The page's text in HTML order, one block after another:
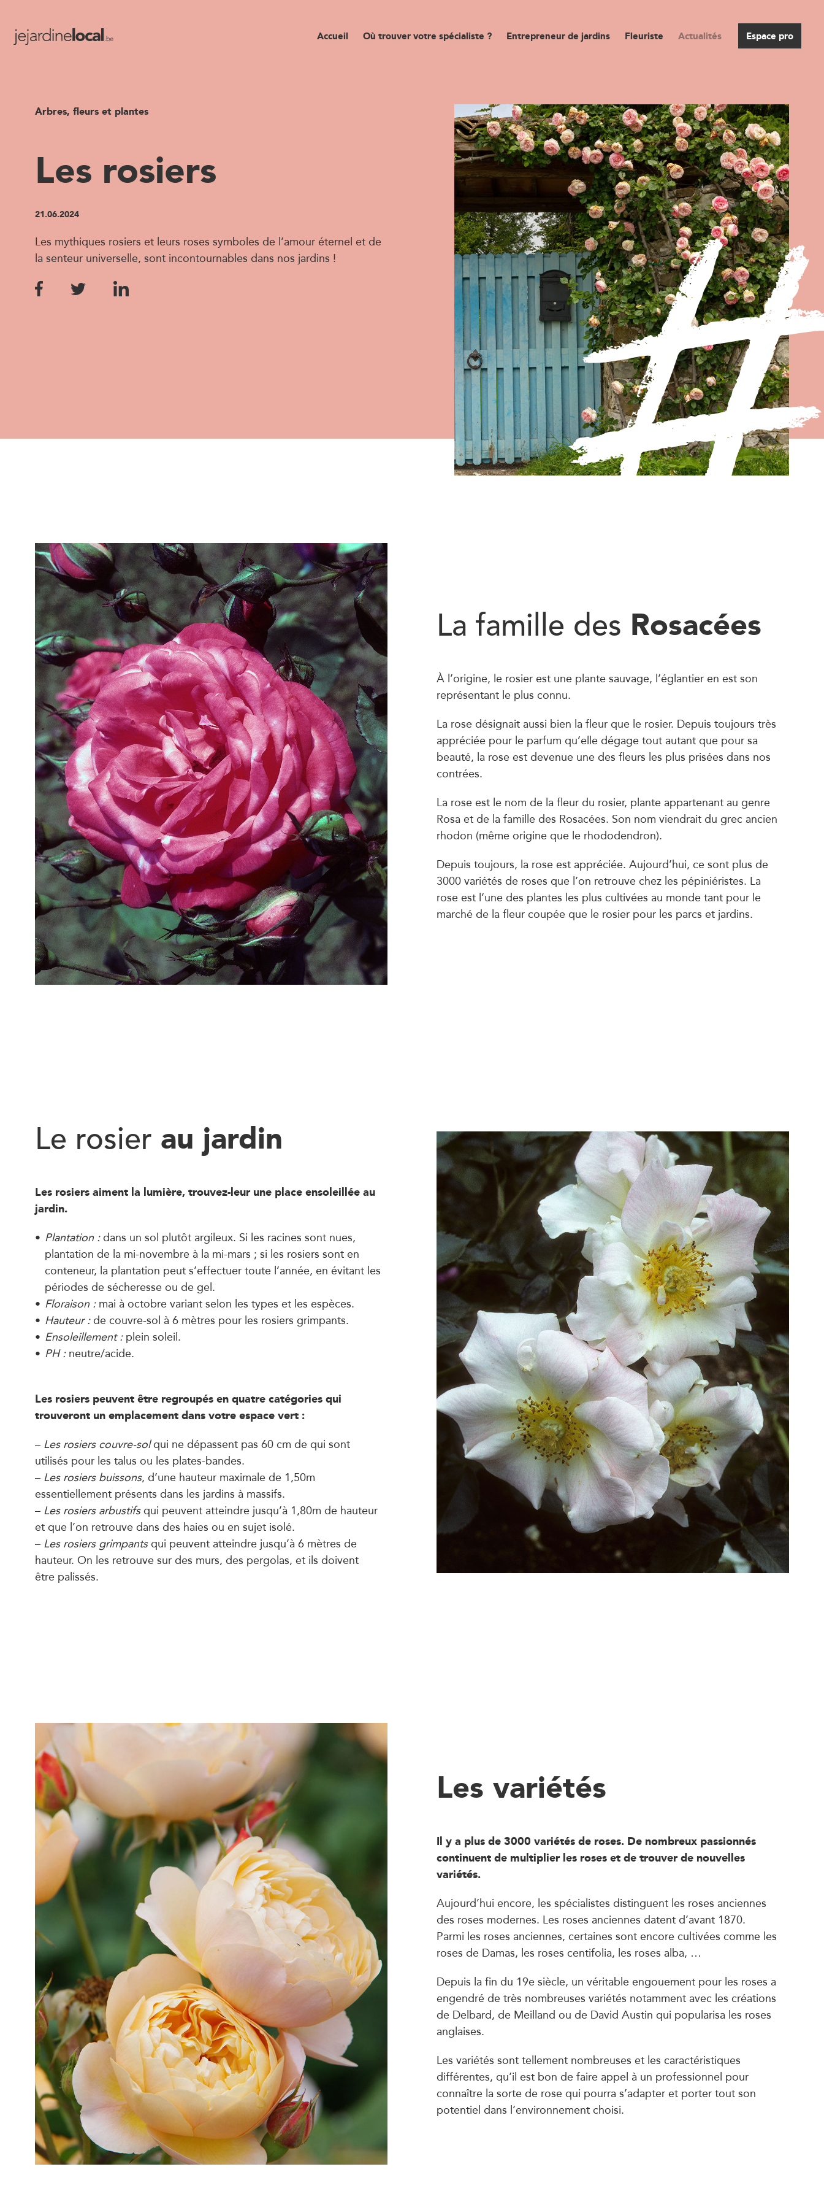
Accueil Où trouver votre spécialiste ? Entrepreneur de jardins Fleuriste Actualités Espace pro
Arbres, fleurs et plantes
Les rosiers
21.06.2024
Les mythiques rosiers et leurs roses symboles de l’amour éternel et de
la senteur universelle, sont incontournables dans nos jardins !
La famille des Rosacées
À l’origine, le rosier est une plante sauvage, l’églantier en est son
représentant le plus connu.
La rose désignait aussi bien la fleur que le rosier. Depuis toujours très
appréciée pour le parfum qu’elle dégage tout autant que pour sa
beauté, la rose est devenue une des fleurs les plus prisées dans nos
contrées.
La rose est le nom de la fleur du rosier, plante appartenant au genre
Rosa et de la famille des Rosacées. Son nom viendrait du grec ancien
rhodon (même origine que le rhododendron).
Depuis toujours, la rose est appréciée. Aujourd’hui, ce sont plus de
3000 variétés de roses que l’on retrouve chez les pépiniéristes. La
rose est l’une des plantes les plus cultivées au monde tant pour le
marché de la fleur coupée que le rosier pour les parcs et jardins.
Le rosier au jardin
Les rosiers aiment la lumière, trouvez-leur une place ensoleillée au
jardin.
Plantation :dans un sol plutôt argileux. Si les racines sont nues,
plantation de la mi-novembre à la mi-mars ; si les rosiers sont en
conteneur, la plantation peut s’effectuer toute l’année, en évitant les
périodes de sécheresse ou de gel.
Floraison :mai à octobre variant selon les types et les espèces.
Hauteur :de couvre-sol à 6 mètres pour les rosiers grimpants.
Ensoleillement :plein soleil.
PH :neutre/acide.
Les rosiers peuvent être regroupés en quatre catégories qui
trouveront un emplacement dans votre espace vert :
– Les rosiers couvre-solqui ne dépassent pas 60 cm de qui sont
utilisés pour les talus ou les plates-bandes.
– Les rosiers buissons, d’une hauteur maximale de 1,50m
essentiellement présents dans les jardins à massifs.
– Les rosiers arbustifsqui peuvent atteindre jusqu’à 1,80m de hauteur
et que l’on retrouve dans des haies ou en sujet isolé.
– Les rosiers grimpantsqui peuvent atteindre jusqu’à 6 mètres de
hauteur. On les retrouve sur des murs, des pergolas, et ils doivent
être palissés.
Les variétés
Il y a plus de 3000 variétés de roses. De nombreux passionnés
continuent de multiplier les roses et de trouver de nouvelles
variétés.
Aujourd’hui encore, les spécialistes distinguent les roses anciennes
des roses modernes. Les roses anciennes datent d’avant 1870.
Parmi les roses anciennes, certaines sont encore cultivées comme les
roses de Damas, les roses centifolia, les roses alba, …
Depuis la fin du 19e siècle, un véritable engouement pour les roses a
engendré de très nombreuses variétés notamment avec les créations
de Delbard, de Meilland ou de David Austin qui popularisa les roses
anglaises.
Les variétés sont tellement nombreuses et les caractéristiques
différentes, qu’il est bon de faire appel à un professionnel pour
connaître la sorte de rose qui pourra s’adapter et porter tout son
potentiel dans l’environnement choisi.